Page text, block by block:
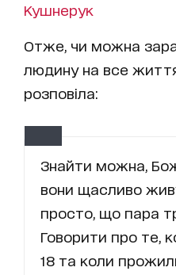
Кушнерук
Отже, чи можна
людину на все
розповіла:
Знайти можна,
вони щасливо
просто, що пара
Говорити про те,
18 та коли